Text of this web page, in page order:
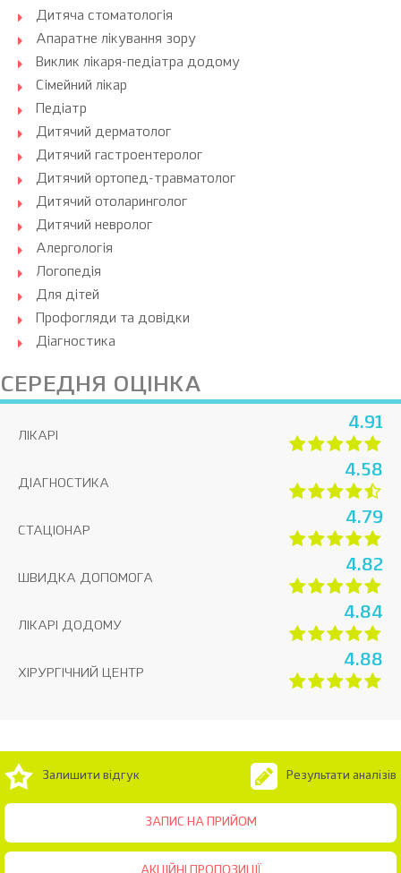
Дитяча стоматологія
Апаратне лікування зору
Виклик лікаря-педіатра додому
Сімейний лікар
Педіатр
Дитячий дерматолог
Дитячий гастроентеролог
Дитячий ортопед-травматолог
Дитячий отоларинголог
Дитячий невролог
Алергологія
Логопедія
Для дітей
Профогляди та довідки
Діагностика
СЕРЕДНЯ ОЦІНКА
ЛІКАРІ
4.91
ДІАГНОСТИКА
4.58
СТАЦІОНАР
4.79
ШВИДКА ДОПОМОГА
4.82
ЛІКАРІ ДОДОМУ
4.84
ХІРУРГІЧНИЙ ЦЕНТР
4.88
ЗАПИС НА ПРИЙОМ
Залишити відгук Результати аналізів